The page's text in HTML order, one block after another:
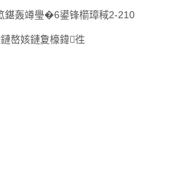
鍖轰竴璺�6鍙锋櫤璋稢2-210
嶅姟鏈夐檺鍏徃